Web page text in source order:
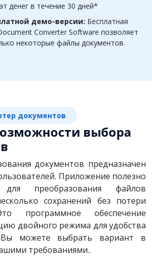
денег в течение 30 дней*
демо-версии: Бесплатная
Converter Software позволяет
некоторые файлы документов.
документов
выбора
документов предназначен
Приложение полезно
для преобразования файлов
сохранений без потери
программное обеспечение
двойного режима для удобства
Вы можете выбрать вариант в
требованиями..